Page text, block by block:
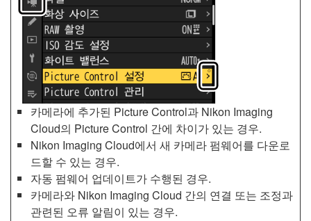
카메라에 추가된 Picture Control과 Nikon Imaging
Cloud의 Picture Control 간에 차이가 있는 경우.
Nikon Imaging Cloud에서 새 카메라 펌웨어를 다운로
드할 수 있는 경우.
자동 펌웨어 업데이트가 수행된 경우.
카메라와 Nikon Imaging Cloud 간의 연결 또는 조정과
관련된 오류 알림이 있는 경우.